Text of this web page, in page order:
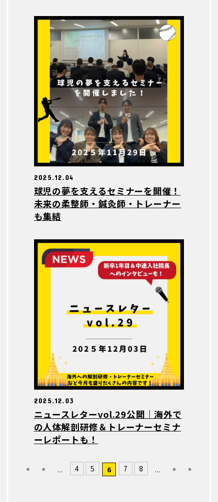
2025.12.04
球児の夢を支えるセミナーを開催！
未来の柔整師・鍼灸師・トレーナー
も集結
2025.12.03
ニュースレターvol.29公開｜海外で
の人体解剖研修＆トレーナーセミナ
ーレポートも！
« « ... 4 5 6 7 8 ... » »